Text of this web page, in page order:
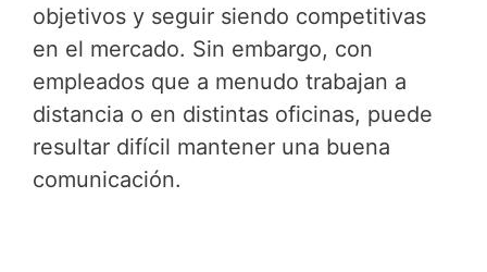
objetivos y seguir siendo competitivas
en el mercado. Sin embargo, con
empleados que a menudo trabajan a
distancia o en distintas oficinas, puede
resultar difícil mantener una buena
comunicación.